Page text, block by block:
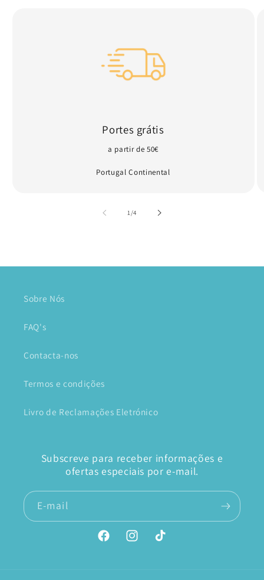
Portes grátis
a partir de 50€
Portugal Continental
1/de
4
Sobre Nós
FAQ's
Contacta-nos
Termos e condições
Livro de Reclamações Eletrónico
Subscreve para receber informações e
ofertas especiais por e-mail.
E-mail
FacebookInstagramTikTok